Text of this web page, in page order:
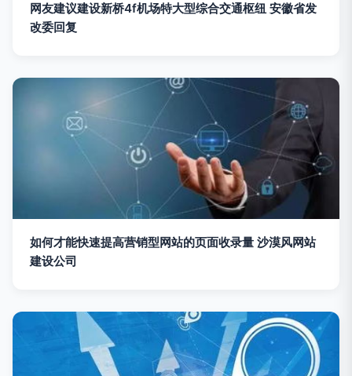
网友建议建设新桥4f机场特大型综合交通枢纽 安徽省发
改委回复
如何才能快速提高营销型网站的页面收录量 沙漠风网站
建设公司